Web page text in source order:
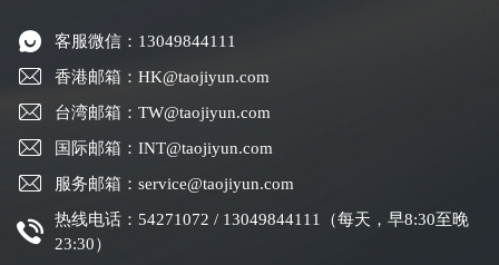
客服微信：13049844111
香港邮箱：HK@taojiyun.com
台湾邮箱：TW@taojiyun.com
国际邮箱：INT@taojiyun.com
服务邮箱：service@taojiyun.com
热线电话：54271072 / 13049844111（每天，早8:30至晚
23:30）